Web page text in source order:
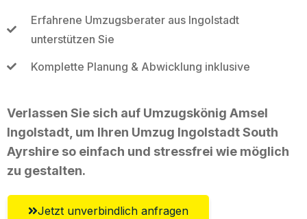
Erfahrene Umzugsberater aus Ingolstadt
unterstützen Sie
Komplette Planung & Abwicklung inklusive
Verlassen Sie sich auf Umzugskönig Amsel
Ingolstadt, um Ihren Umzug Ingolstadt South
Ayrshire so einfach und stressfrei wie möglich
zu gestalten.
Jetzt unverbindlich anfragen